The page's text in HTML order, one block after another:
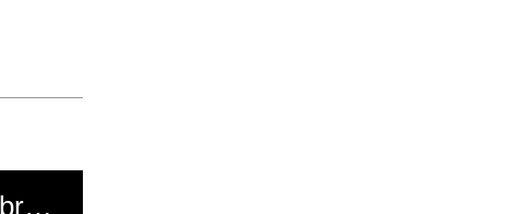
El mal momento de Yanina Gasañol con un hincha argentino en "Subrayado"